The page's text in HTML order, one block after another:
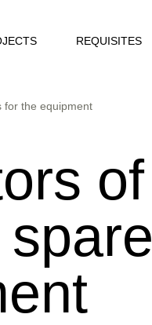
REQUISITES
for the equipment